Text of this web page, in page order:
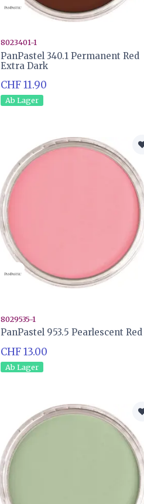
8023401-1
PanPastel 340.1 Permanent Red
Extra Dark
CHF 11.90
Ab Lager
8029535-1
PanPastel 953.5 Pearlescent Red
CHF 13.00
Ab Lager